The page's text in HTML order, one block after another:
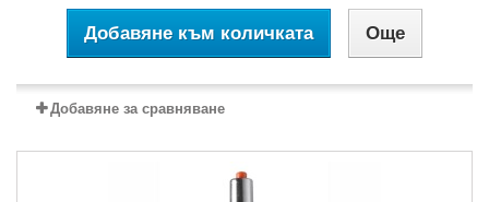
Добавяне към количката Още
Добавяне за сравняване